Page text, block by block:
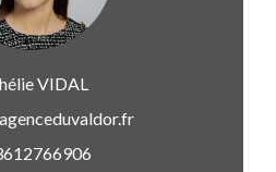
VIDAL